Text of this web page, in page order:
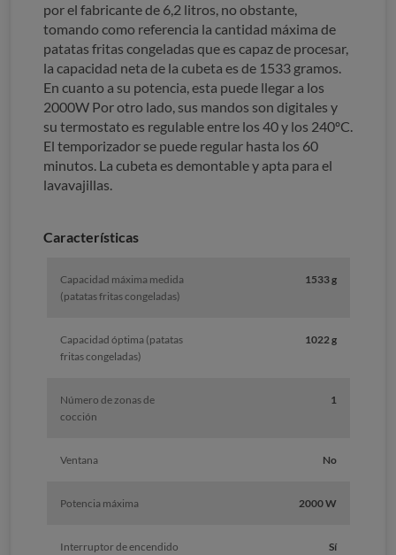
por el fabricante de 6,2 litros, no obstante,
tomando como referencia la cantidad máxima de
patatas fritas congeladas que es capaz de procesar,
la capacidad neta de la cubeta es de 1533 gramos.
En cuanto a su potencia, esta puede llegar a los
2000W Por otro lado, sus mandos son digitales y
su termostato es regulable entre los 40 y los 240ºC.
El temporizador se puede regular hasta los 60
minutos. La cubeta es demontable y apta para el
lavavajillas.
Características
Capacidad máxima medida
(patatas fritas congeladas)
1533 g
Capacidad óptima (patatas
fritas congeladas)
1022 g
Número de zonas de
cocción
1
Ventana No
Potencia máxima 2000 W
Interruptor de encendido Sí